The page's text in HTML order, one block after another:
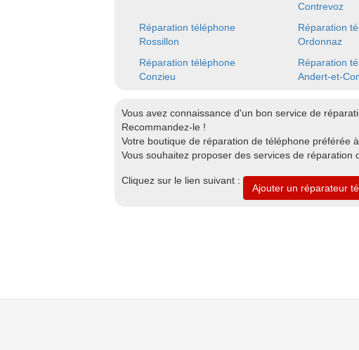
Contrevoz
Réparation téléphone
Rossillon
Réparation
Ordonnaz
Réparation téléphone
Conzieu
Réparation
Andert-et-
Vous avez connaissance d'un bon service de
Recommandez-le !
Votre boutique de réparation de téléphone préférée
Vous souhaitez proposer des services de réparation
Cliquez sur le lien suivant :
Ajouter un réparateur